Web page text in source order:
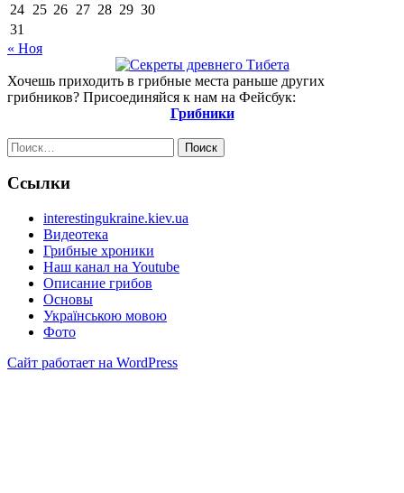
24 25 26 27 28 29 30
31
« Ноя
Хочешь приходить в грибные места раньше других
грибников? Присоединяйся к нам на Фейсбук:
Грибники
Найти:
Ссылки
interestingukraine.kiev.ua
Видеотека
Грибные хроники
Наш канал на Youtube
Описание грибов
Основы
Українською мовою
Фото
Сайт работает на WordPress